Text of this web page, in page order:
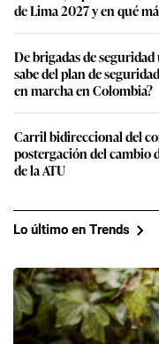
de Lima 2027 y en qué
De brigadas de
sabe del plan de
en marcha en Colombia?
Carril bidireccional del
postergación del cambio
de la ATU
Lo último en Trends